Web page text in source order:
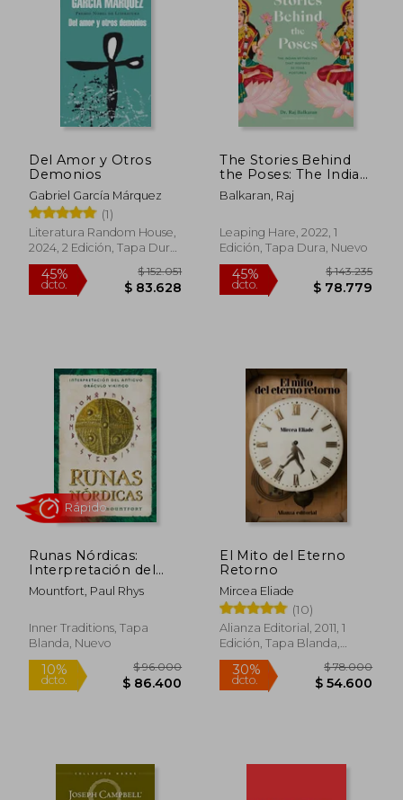
45%
dcto. $ 59.610 dcto.
Del Amor y Otros
Demonios
Gabriel García Márquez
(1)
Literatura Random House,
2024, 2 Edición, Tapa Dura,
Nuevo
45%
dcto. $ 83.628
The Stories Behind
the Poses: The Indian
Mythology That
Inspired 50 Yoga
Balkaran, Raj
Leaping Hare, 2022, 1
Edición, Tapa Dura, Nuevo
45%
dcto. $
Runas Nórdicas:
Interpretación del
Antiguo Oráculo
Vikingo
Mountfort, Paul Rhys
Inner Traditions, Tapa
Blanda, Nuevo
El Mito del Eterno
Retorno
Mircea Eliade
(10)
Alianza Editorial, 2011, 1
Edición, Tapa Blanda,
Nuevo